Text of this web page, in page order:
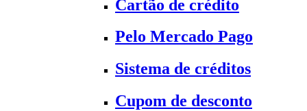
Cartão de crédito
Pelo Mercado Pago
Sistema de créditos
Cupom de desconto